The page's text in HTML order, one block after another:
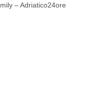
– Adriatico24ore